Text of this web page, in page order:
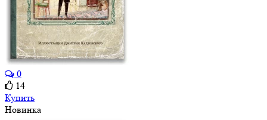
0
14
Купить
Новинка